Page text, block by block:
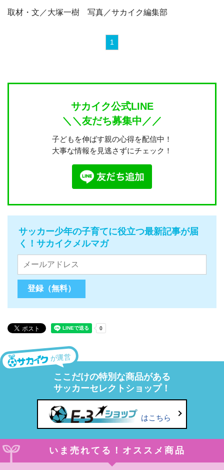
取材・文／大塚一樹 写真／サカイク編集部
1
サカイク公式LINE
＼＼友だち募集中／／
子どもを伸ばす親の心得を配信中！
大事な情報を見逃さずにチェック！
サッカー少年の子育てに役立つ最新記事が届
く！サカイクメルマガ
が運営
ここだけの特別な商品がある
サッカーセレクトショップ！
はこちら
いま売れてる！オススメ商品